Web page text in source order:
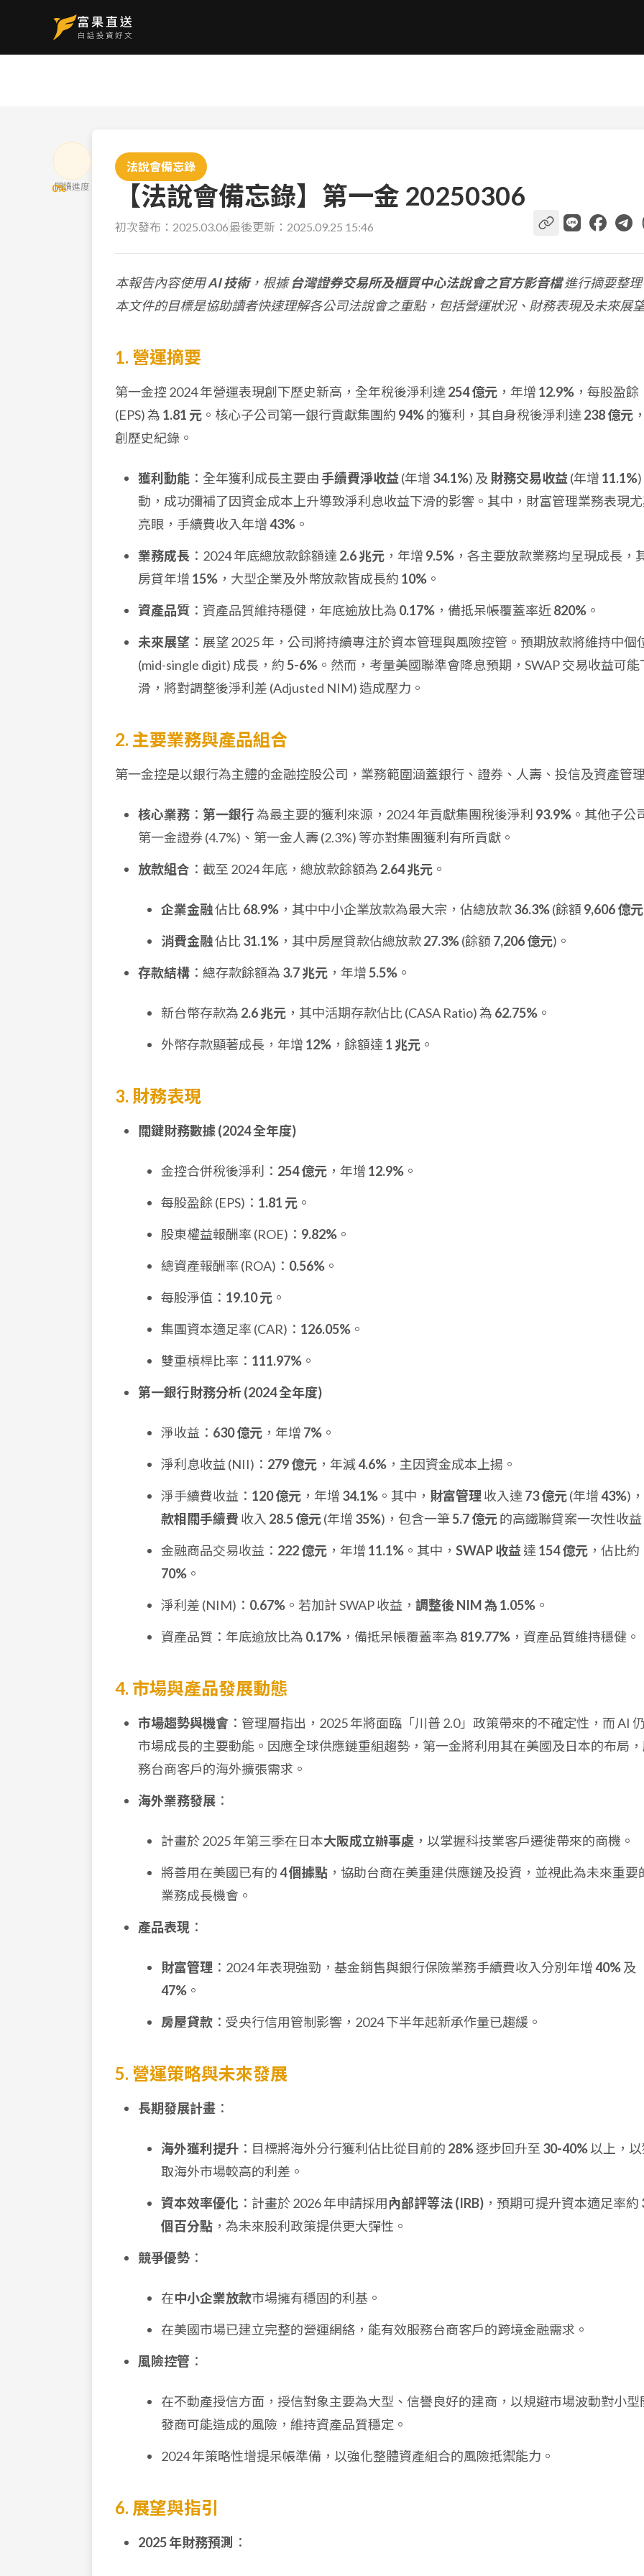
0%
閱讀進度
法說會備忘錄
【法說會備忘錄】第一金 20250306
初次發布： 2025.03.06最後更新： 2025.09.25 15:46
本報告內容使用AI 技術，根據台灣證券交易所及櫃買中心法說會之官方影音檔進行摘要整
本文件的目標是協助讀者快速理解各公司法說會之重點，包括營運狀況、財務表現及未來展
1. 營運摘要
第一金控 2024 年營運表現創下歷史新高，全年稅後淨利達 254 億元 ，年增 12.9% ，每股盈餘
(EPS) 為 1.81 元 。核心子公司第一銀行貢獻集團約 94%的獲利，其自身稅後淨利達 238 億元
創歷史紀錄。
獲利動能 ：全年獲利成長主要由手續費淨收益 (年增 34.1%) 及 財務交易收益 (年增 11.1%
動，成功彌補了因資金成本上升導致淨利息收益下滑的影響。其中，財富管理業務表現
亮眼，手續費收入年增43% 。
業務成長 ：2024 年底總放款餘額達 2.6 兆元 ，年增 9.5% ，各主要放款業務均呈現成長，
房貸年增 15% ，大型企業及外幣放款皆成長約 10% 。
資產品質 ：資產品質維持穩健，年底逾放比為 0.17% ，備抵呆帳覆蓋率近820% 。
未來展望 ：展望 2025 年，公司將持續專注於資本管理與風險控管。預期放款將維持中個
(mid-single digit) 成長，約5-6% 。然而，考量美國聯準會降息預期，SWAP 交易收益可能
滑，將對調整後淨利差 (Adjusted NIM) 造成壓力。
2. 主要業務與產品組合
第一金控是以銀行為主體的金融控股公司，業務範圍涵蓋銀行、證券、人壽、投信及資產管
核心業務 ： 第一銀行為最主要的獲利來源，2024 年貢獻集團稅後淨利 93.9% 。其他子公
第一金證券 (4.7%)、第一金人壽 (2.3%) 等亦對集團獲利有所貢獻。
放款組合 ：截至 2024 年底，總放款餘額為 2.64 兆元 。
企業金融佔比68.9% ，其中中小企業放款為最大宗，佔總放款36.3%(餘額 9,606 億元
消費金融佔比31.1% ，其中房屋貸款佔總放款27.3%(餘額 7,206 億元)。
存款結構 ：總存款餘額為 3.7 兆元 ，年增5.5% 。
新台幣存款為 2.6 兆元 ，其中活期存款佔比 (CASA Ratio) 為 62.75% 。
外幣存款顯著成長，年增 12% ，餘額達 1 兆元 。
3. 財務表現
關鍵財務數據 (2024 全年度)
金控合併稅後淨利： 254 億元 ，年增 12.9% 。
每股盈餘 (EPS)： 1.81 元 。
股東權益報酬率 (ROE)： 9.82% 。
總資產報酬率 (ROA)： 0.56% 。
每股淨值： 19.10 元 。
集團資本適足率 (CAR)： 126.05% 。
雙重槓桿比率： 111.97% 。
第一銀行財務分析 (2024 全年度)
淨收益： 630 億元 ，年增 7% 。
淨利息收益 (NII)： 279 億元 ，年減4.6% ，主因資金成本上揚。
淨手續費收益： 120 億元 ，年增 34.1% 。其中， 財富管理 收入達 73 億元(年增43%)，
款相關手續費 收入 28.5 億元(年增 35%)，包含一筆5.7 億元的高鐵聯貸案一次性收
金融商品交易收益： 222 億元 ，年增 11.1% 。其中， SWAP 收益 達 154 億元 ，佔比約
70% 。
淨利差 (NIM)： 0.67% 。若加計 SWAP 收益， 調整後 NIM 為 1.05% 。
資產品質：年底逾放比為 0.17% ，備抵呆帳覆蓋率為 819.77% ，資產品質維持穩健。
4. 市場與產品發展動態
市場趨勢與機會 ：管理層指出，2025 年將面臨「川普 2.0」政策帶來的不確定性，而 AI
市場成長的主要動能。因應全球供應鏈重組趨勢，第一金將利用其在美國及日本的布局
務台商客戶的海外擴張需求。
海外業務發展 ：
計畫於 2025 年第三季在日本大阪成立辦事處 ，以掌握科技業客戶遷徙帶來的商機。
將善用在美國已有的4 個據點 ，協助台商在美重建供應鏈及投資，並視此為未來重要
業務成長機會。
產品表現 ：
財富管理 ：2024 年表現強勁，基金銷售與銀行保險業務手續費收入分別年增40%及
47% 。
房屋貸款 ：受央行信用管制影響，2024 下半年起新承作量已趨緩。
5. 營運策略與未來發展
長期發展計畫 ：
海外獲利提升 ：目標將海外分行獲利佔比從目前的 28%逐步回升至 30-40%以上，
取海外市場較高的利差。
資本效率優化 ：計畫於 2026 年申請採用內部評等法 (IRB) ，預期可提升資本適足率約
個百分點 ，為未來股利政策提供更大彈性。
競爭優勢 ：
在中小企業放款市場擁有穩固的利基。
在美國市場已建立完整的營運網絡，能有效服務台商客戶的跨境金融需求。
風險控管 ：
在不動產授信方面，授信對象主要為大型、信譽良好的建商，以規避市場波動對小型
發商可能造成的風險，維持資產品質穩定。
2024 年策略性增提呆帳準備，以強化整體資產組合的風險抵禦能力。
6. 展望與指引
2025 年財務預測 ：